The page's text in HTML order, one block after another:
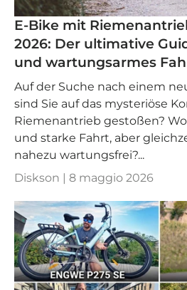
E-Bike mit
2026: Der ultimative
und wartungsarmes
Auf der Suche nach einem
sind Sie auf das mysteriöse
Riemenantrieb gestoßen?
und starke Fahrt, aber
nahezu wartungsfrei?...
Diskson | 8 maggio 2026